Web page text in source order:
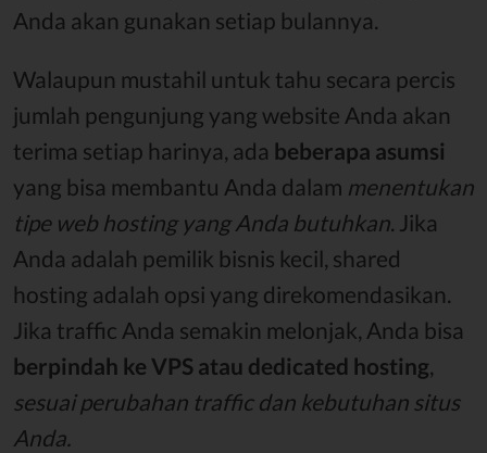
Anda akan gunakan setiap bulannya.
Walaupun mustahil untuk tahu secara percis
jumlah pengunjung yang website Anda akan
terima setiap harinya, ada beberapa asumsi
yang bisa membantu Anda dalam menentukan
tipe web hosting yang Anda butuhkan. Jika
Anda adalah pemilik bisnis kecil, shared
hosting adalah opsi yang direkomendasikan.
Jika traffic Anda semakin melonjak, Anda bisa
berpindah ke VPS atau dedicated hosting,
sesuai perubahan traffic dan kebutuhan situs
Anda.